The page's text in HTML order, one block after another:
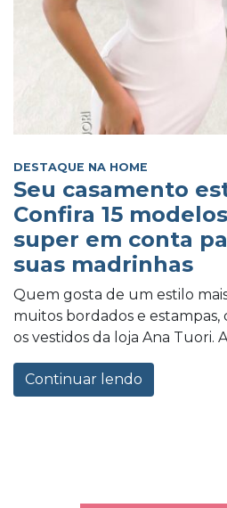
DESTAQUE NA HOME
Seu casamento
Confira 15
super em conta
suas madrinhas
Quem gosta de um estilo
muitos bordados e estampas,
os vestidos da loja Ana Tuori.
Continuar lendo